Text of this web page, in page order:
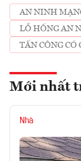
AN NINH
LỖ HỔNG AN
TẤN CÔNG
Mới nhất
Nhà